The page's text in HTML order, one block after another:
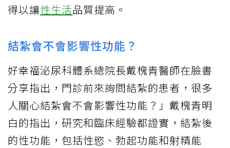
得以讓性生活品質提高。
結紮會不會影響性功能？
好幸福泌尿科體系總院長戴槐青醫師在臉書
分享指出，門診前來詢問結紮的患者，很多
人關心結紮會不會影響性功能？」戴槐青明
白的指出，研究和臨床經驗都證實，結紮後
的性功能，包括性慾、勃起功能和射精能